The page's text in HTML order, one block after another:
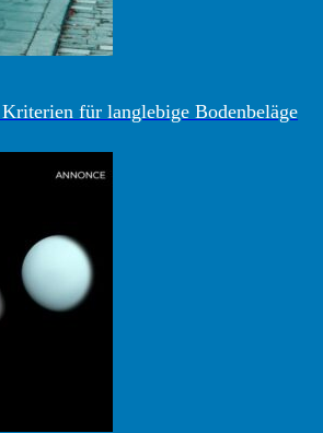
für langlebige Bodenbeläge